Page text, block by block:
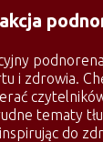
i zdrowia.
tematy
do